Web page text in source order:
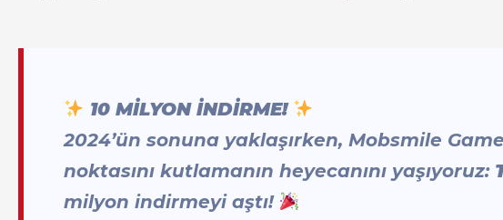
10 MİLYON İNDİRME!
2024’ün sonuna yaklaşırken, Mobsmile
noktasını kutlamanın heyecanını yaşıyoruz:
milyon indirmeyi aştı!